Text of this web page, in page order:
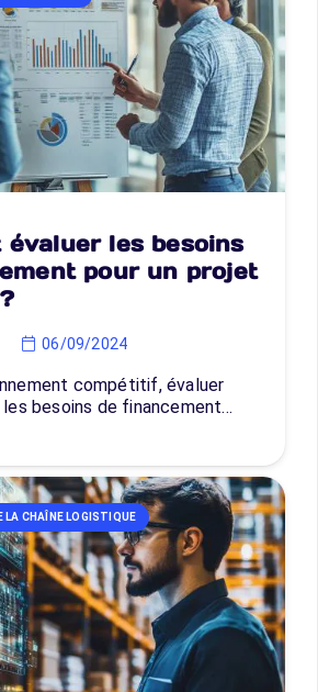
évaluer les besoins
pour un projet
06/09/2024
compétitif, évaluer
besoins de financement…
CHAÎNE LOGISTIQUE